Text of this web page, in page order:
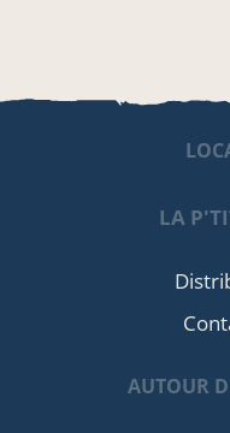
LA
AUTOUR